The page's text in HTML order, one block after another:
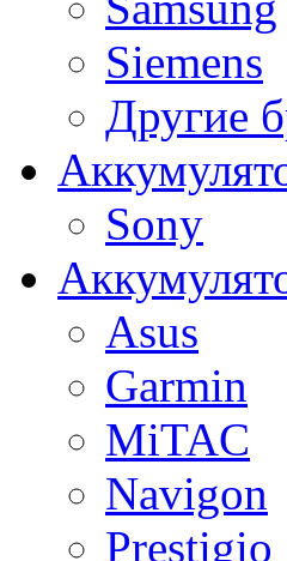
Siemens
Другие
Sony
Asus
Garmin
MiTAC
Navigon
Prestigio